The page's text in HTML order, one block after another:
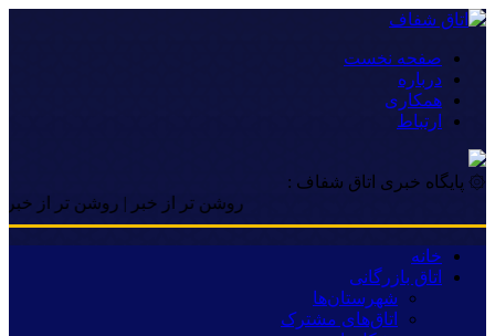
صفحه نخست
درباره
همکاری
ارتباط
۞ پایگاه خبری اتاق شفاف :
روشن تر از خبر | روشن تر از خبر |
خانه
اتاق بازرگانی
شهرستان‌ها
اتاق‌های مشترک